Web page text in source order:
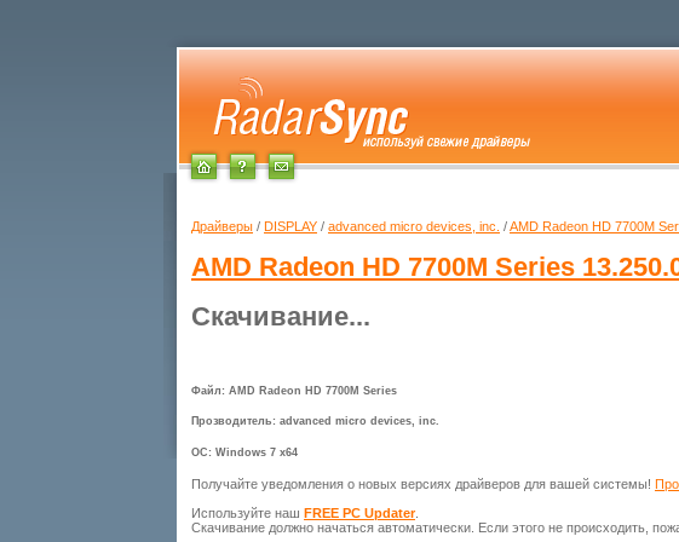
Драйверы / DISPLAY / advanced micro devices, inc. /AMD Radeon HD 7700M
AMD Radeon HD 7700M Series
Скачивание...
Файл: AMD Radeon HD 7700M Series
Прозводитель: advanced micro devices, inc.
ОС: Windows 7 x64
Получайте уведомления о новых версиях драйверов для вашей системы!
Используйте наш FREE PC Updater.
Скачивание должно начаться автоматически. Если этого не происходить,